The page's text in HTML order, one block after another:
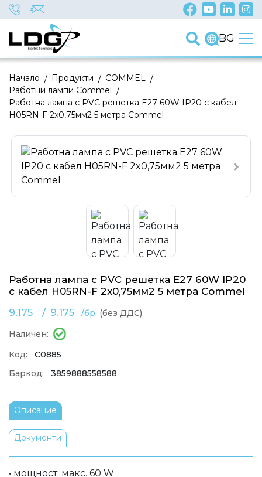
BG
/
Начало /
Продукти /
COMMEL
/
Работни лампи Commel
Работна лампа с PVC решетка E27 60W IP20 с кабел
H05RN-F 2x0,75мм2 5 метра Commel
Работна лампа с PVC решетка E27 60W IP20
с кабел H05RN-F 2x0,75мм2 5 метра Commel
9.175
/
9.175 /бр. (без ДДС)
Наличен:
Код:
C0885
Баркод:
3859888558588
Описание
Документи
• мощност: макс. 60 W